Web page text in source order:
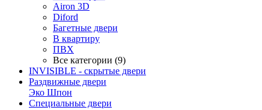
Airon 3D
Diford
Багетные двери
В квартиру
ПВХ
Все категории (9)
INVISIBLE - скрытые двери
Раздвижные двери
Эко Шпон
Специальные двери